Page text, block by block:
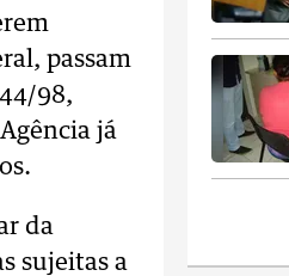
passam
98,
já
da
sujeitas a